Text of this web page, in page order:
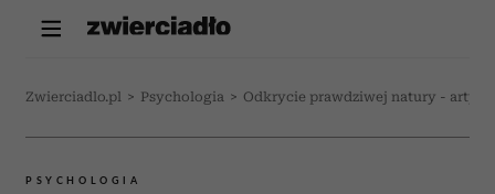
Zwierciadlo.pl > Psychologia > Odkrycie prawdziwej natury -
PSYCHOLOGIA